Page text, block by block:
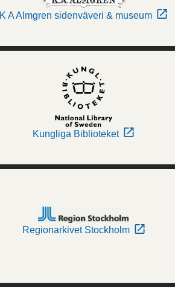
K A Almgren sidenväveri & museum
Kungliga Biblioteket
Regionarkivet Stockholm